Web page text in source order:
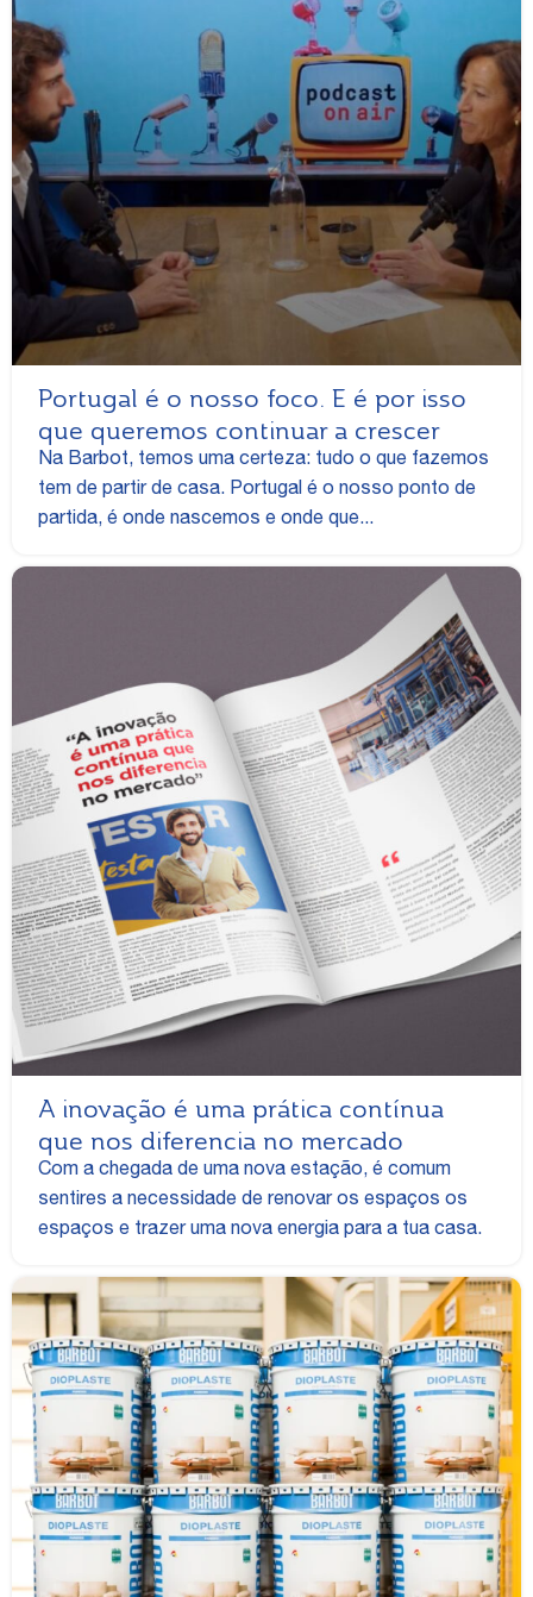
Portugal é o nosso foco. E é por isso
que queremos continuar a crescer
Na Barbot, temos uma certeza: tudo o que fazemos
tem de partir de casa. Portugal é o nosso ponto de
partida, é onde nascemos e onde que...
A inovação é uma prática contínua
que nos diferencia no mercado
Com a chegada de uma nova estação, é comum
sentires a necessidade de renovar os espaços os
espaços e trazer uma nova energia para a tua casa.